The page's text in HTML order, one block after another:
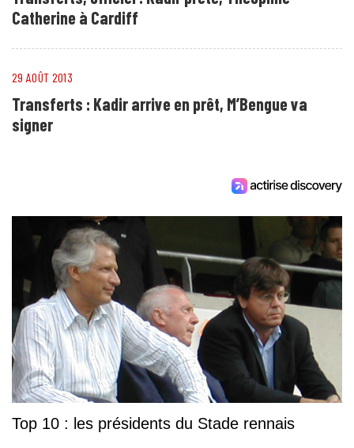
Catherine à Cardiff
29 AOÛT 2013
Transferts : Kadir arrive en prêt, M’Bengue va
signer
Top 10 : les présidents du Stade rennais